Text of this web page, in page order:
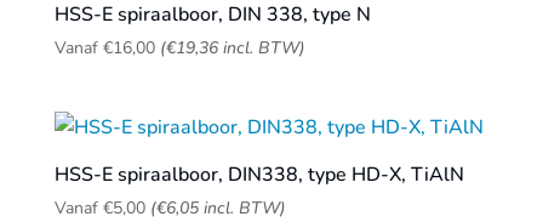
HSS-E spiraalboor, DIN 338, type N
Vanaf €16,00 (€19,36incl. BTW)
HSS-E spiraalboor, DIN338, type HD-X, TiAlN
Vanaf €5,00 (€6,05incl. BTW)